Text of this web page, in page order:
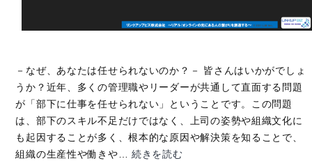
－なぜ、あなたは任せられないのか？－ 皆さんはいかがでしょ
うか？近年、多くの管理職やリーダーが共通して直面する問題
が「部下に仕事を任せられない」ということです。この問題
は、部下のスキル不足だけではなく、上司の姿勢や組織文化に
も起因することが多く、根本的な原因や解決策を知ることで、
組織の生産性や働きや…続きを読む【講